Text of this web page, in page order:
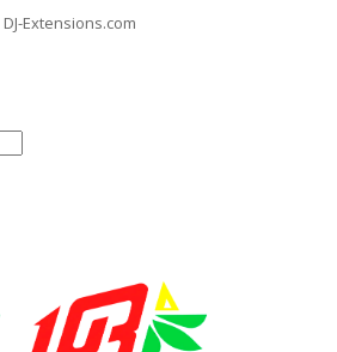
Extensions.com